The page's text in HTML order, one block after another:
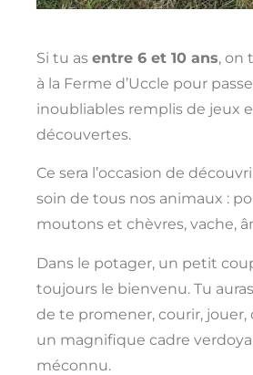
Si tu as entre 6 et 10 ans, on
à la Ferme d’Uccle pour
inoubliables remplis de jeux
découvertes.
Ce sera l’occasion de
soin de tous nos animaux :
moutons et chèvres, vache,
Dans le potager, un petit
toujours le bienvenu. Tu auras
de te promener, courir, jouer,
un magnifique cadre
méconnu.